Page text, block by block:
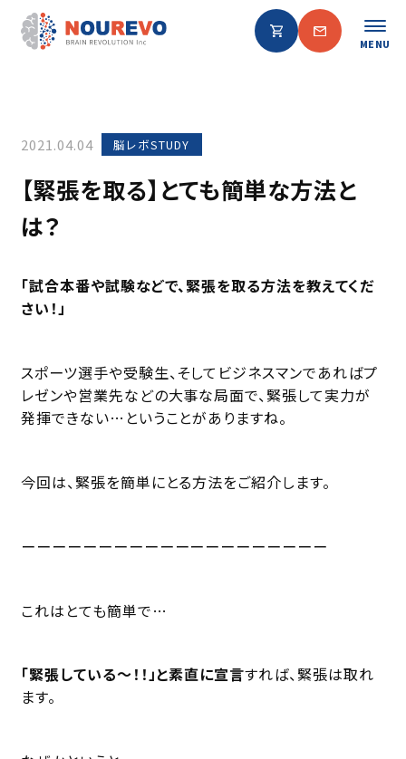
MENU
2021.04.04 脳レボSTUDY
【緊張を取る】とても簡単な方法と
は？
「試合本番や試験などで、緊張を取る方法を教えてくだ
さい！」
スポーツ選手や受験生、そしてビジネスマンであればプ
レゼンや営業先などの大事な局面で、緊張して実力が
発揮できない…ということがありますね。
今回は、緊張を簡単にとる方法をご紹介します。
ーーーーーーーーーーーーーーーーーーーー
これはとても簡単で…
「緊張している～！！」と素直に宣言すれば、緊張は取れ
ます。